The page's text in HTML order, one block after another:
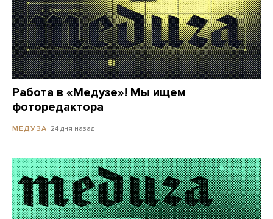
Работа в «Медузе»! Мы ищем
фоторедактора
МЕДУЗА 24 дня назад